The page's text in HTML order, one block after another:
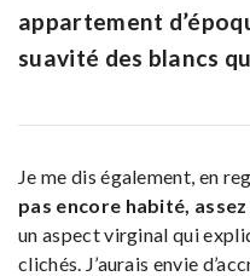
appartement
suavité des blancs
Je me dis également, en
pas encore habité,
un aspect virginal qui
clichés. J’aurais envie